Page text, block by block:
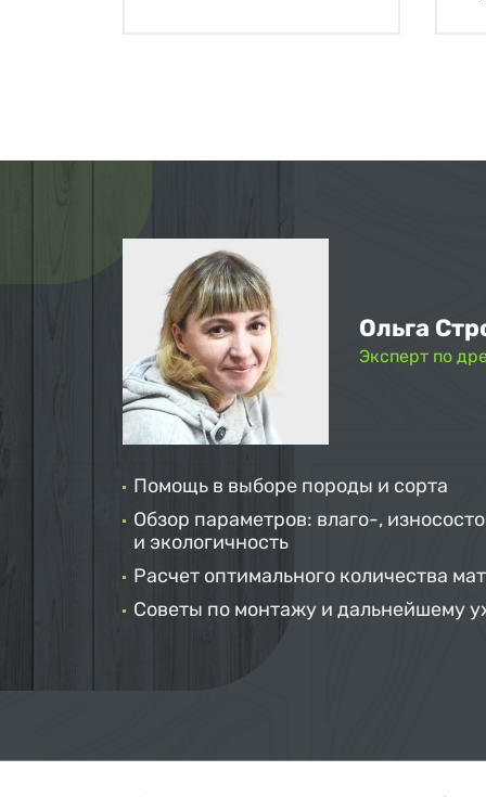
Ольга
Эксперт по
Помощь в выборе породы и сорта
Обзор параметров: влаго-,
и экологичность
Расчет оптимального количества
Советы по монтажу и дальнейшему